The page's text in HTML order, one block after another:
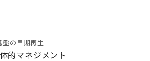
盤の早期再生
的マネジメント